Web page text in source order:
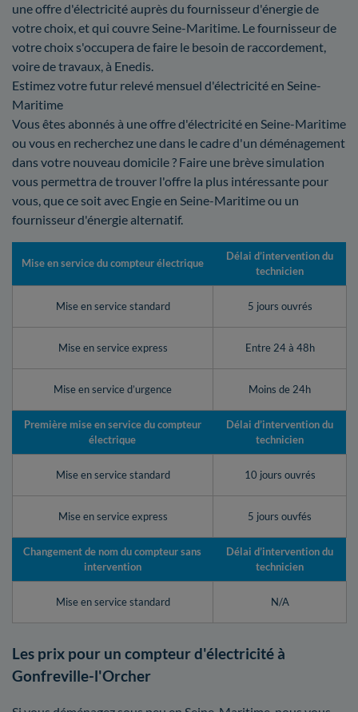
une offre d'électricité auprès du fournisseur d'énergie de
votre choix, et qui couvre Seine-Maritime. Le fournisseur de
votre choix s'occupera de faire le besoin de raccordement,
voire de travaux, à Enedis.
Estimez votre futur relevé mensuel d'électricité en Seine-
Maritime
Vous êtes abonnés à une offre d'électricité en Seine-Maritime
ou vous en recherchez une dans le cadre d'un déménagement
dans votre nouveau domicile ? Faire une brève simulation
vous permettra de trouver l'offre la plus intéressante pour
vous, que ce soit avec Engie en Seine-Maritime ou un
fournisseur d'énergie alternatif.
Mise en service du compteur électrique
Délai d’intervention du
technicien
Mise en service standard 5 jours ouvrés
Mise en service express Entre 24 à 48h
Mise en service d’urgence Moins de 24h
Première mise en service du compteur
électrique
Délai d’intervention du
technicien
Mise en service standard 10 jours ouvrés
Mise en service express 5 jours ouvfés
Changement de nom du compteur sans
intervention
Délai d’intervention du
technicien
Mise en service standard N/A
Les prix pour un compteur d'électricité à
Gonfreville-l'Orcher